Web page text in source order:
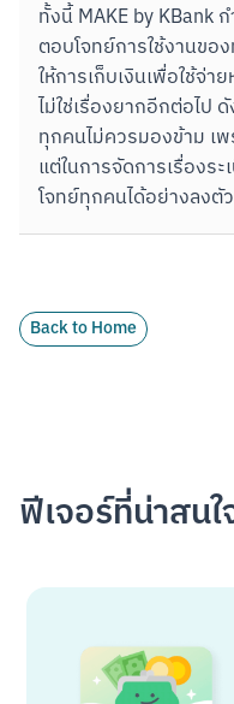
ทั้งนี้ MAKE by KBank
ตอบโจทย์การใช้งานข
ให้การเก็บเงินเพื่อใช้จ่า
ไม่ใช่เรื่องยากอีกต่อไป
ทุกคนไม่ควรมองข้าม เ
แต่ในการจัดการเรื่องร
โจทย์ทุกคนได้อย่างลงตั
Back to Home
ฟีเจอร์ที่น่าสนใ